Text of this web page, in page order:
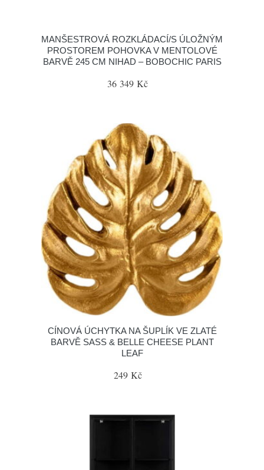
MANŠESTROVÁ ROZKLÁDACÍ/S ÚLOŽNÝM
PROSTOREM POHOVKA V MENTOLOVÉ
BARVĚ 245 CM NIHAD – BOBOCHIC PARIS
36 349 Kč
CÍNOVÁ ÚCHYTKA NA ŠUPLÍK VE ZLATÉ
BARVĚ SASS & BELLE CHEESE PLANT
LEAF
249 Kč